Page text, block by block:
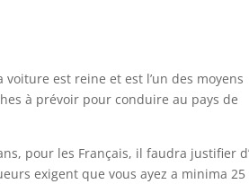
voiture est reine et est l’un des moyens
à prévoir pour conduire au pays de
pour les Français, il faudra justifier
exigent que vous ayez a minima 25